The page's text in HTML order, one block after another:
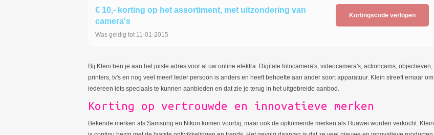
€ 10,- korting op het assortiment, met uitzondering van
camera's
Kortingscode verlopen
Was geldig tot 11-01-2015
Bij Klein ben je aan het juiste adres voor al uw online elektra. Digitale fotocamera's, videocamera's, actioncams, objectieven,
printers, tv's en nog veel meer! Ieder persoon is anders en heeft behoefte aan ander soort apparatuur. Klein streeft ernaar om
iedereen iets speciaals te kunnen aanbieden en dat zie je terug in het uitgebreide aanbod.
Korting op vertrouwde en innovatieve merken
Bekende merken als Samsung en Nikon komen voorbij, maar ook de opkomende merken als Huawei worden verkocht. Klein